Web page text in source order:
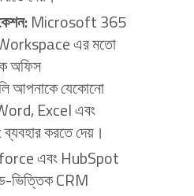
Microsoft 365
এর মতো
অফিস
আপনাকে যেকোনো
Excel এবং
করতে দেয়।
এবং HubSpot
ভিত্তিক CRM